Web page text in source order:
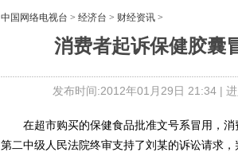
中国网络电视台 > 经济台 > 财经资讯 >
消费者起诉保健胶囊
发布时间:2012年01月29日 21:34 |
在超市购买的保健食品批准文号系冒用，消
第二中级人民法院终审支持了刘某的诉讼请求，